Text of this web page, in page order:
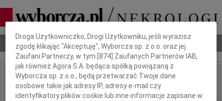
Nekrologi Odeszli Poradnik pogrzebowy
IMIĘ I NAZWISKO: Bartek Włodarski
Dbamy o Twoją prywatność
Droga Użytkowniczko, Drogi Użytkowniku, jeśli wyrazisz
zgodę klikając "Akceptuję", Wyborcza sp. z o.o. oraz jej
Zaufani Partnerzy, w tym [874 ] Zaufanych Partnerów IAB,
jak również Agora S.A. będąca spółką powiązaną z
Wyborcza sp. z o.o., będą przetwarzać Twoje dane
osobowe takie jak adresy IP, adresy e-mail czy
identyfikatory plików cookie lub inne informacje zapisane w